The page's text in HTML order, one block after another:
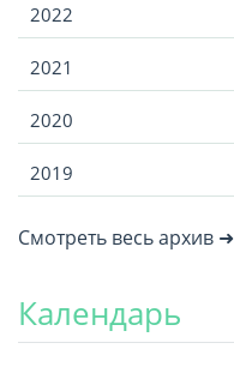
2022
2021
2020
2019
Смотреть весь архив ➜
Календарь